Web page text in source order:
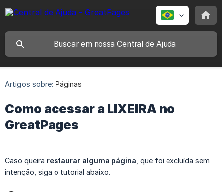
Artigos sobre: Páginas
Como acessar a LIXEIRA no
GreatPages
Caso queira restaurar alguma página , que foi excluída sem
intenção, siga o tutorial abaixo.